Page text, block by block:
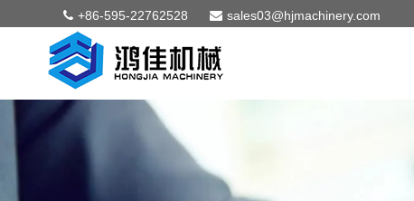
+86-595-22762528 sales03@hjmachinery.com